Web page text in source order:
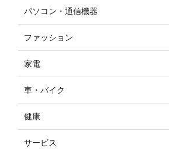
パソコン・通信機器
ファッション
家電
車・バイク
健康
サービス